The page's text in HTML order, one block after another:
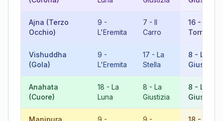
Ajna (Terzo
Occhio)
9 -
L'Eremita
7 - Il
Carro
16 -
Torre
Vishuddha
(Gola)
9 -
L'Eremita
17 - La
Stella
8 - La
Giustizia
Anahata
(Cuore)
18 - La
Luna
8 - La
Giustizia
8 - La
Giustizia
Manipura
9 -
9 -
18 -